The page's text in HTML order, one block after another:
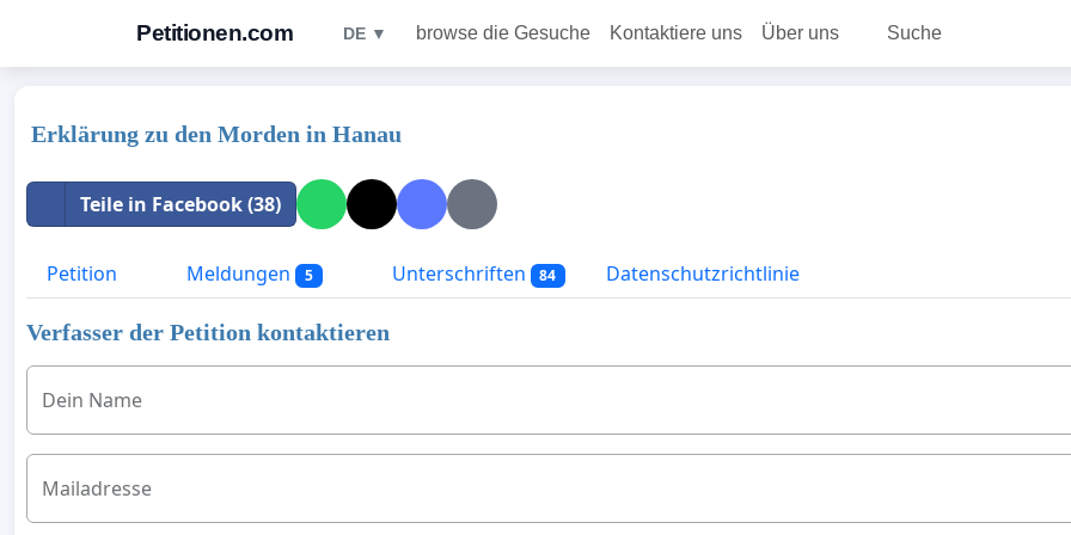
Petitionen.com DE ▼ browse die Gesuche Kontaktiere uns Über uns Suche
Erklärung zu den Morden in Hanau
Teile in Facebook (38)
Petition Meldungen 5 Unterschriften 84 Datenschutzrichtlinie
Verfasser der Petition kontaktieren
Dein Name
Mailadresse